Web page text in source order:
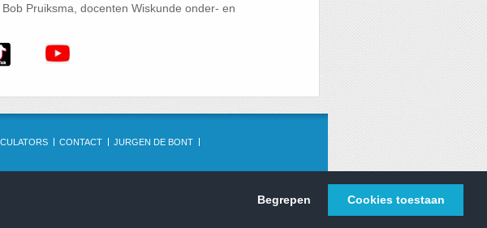
Begrepen Cookies toestaan
Pruiksma, docenten Wiskunde onder- en
CONTACT JURGEN DE BONT
WISKUNDE.NET © 2013 - 2026